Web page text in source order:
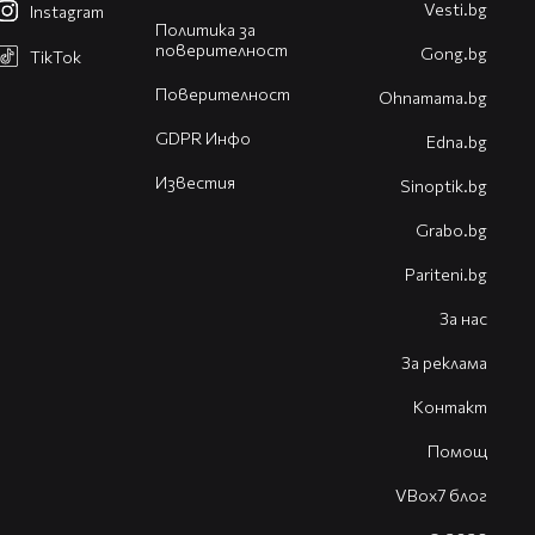
Политика за
поверителност
Поверителност
GDPR Инфо
Известия
Instagram
TikTok
Vesti.bg
Gong.bg
Оhnamama.bg
Edna.bg
Sinoptik.bg
Grabo.bg
Pariteni.bg
За нас
За реклама
Контакт
Помощ
VBox7 блог